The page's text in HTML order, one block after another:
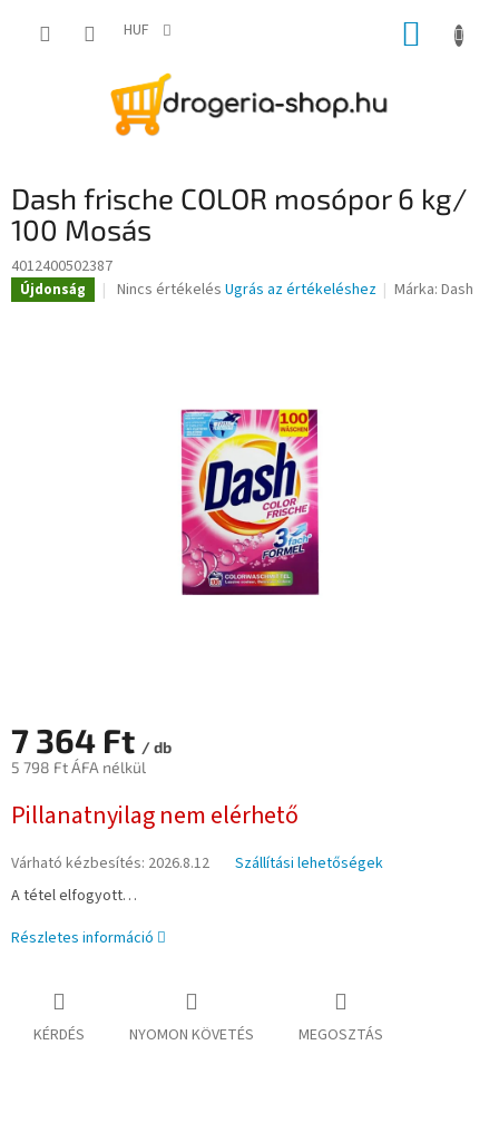
HUF KOSÁR
Dash frische COLOR mosópor 6 kg/
100 Mosás
4012400502387
Újdonság
A
Nincs értékelés Ugrás az értékeléshez Márka:Dash
7 364 Ft / db
5 798 Ft ÁFA nélkül
Pillanatnyilag nem elérhető
Várható kézbesítés: 2026.8.12
Szállítási lehetőségek
A tétel elfogyott…
Részletes információ
KÉRDÉS NYOMON KÖVETÉS MEGOSZTÁS